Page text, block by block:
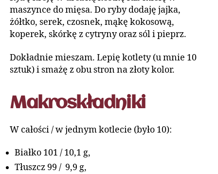
maszynce do mięsa. Do ryby dodaję jajka,
żółtko, serek, czosnek, mąkę kokosową,
koperek, skórkę z cytryny oraz sól i pieprz.
Dokładnie mieszam. Lepię kotlety (u mnie 10
sztuk) i smażę z obu stron na złoty kolor.
Makroskładniki
W całości / w jednym kotlecie (było 10):
Białko 101 / 10,1 g,
Tłuszcz 99 / 9,9 g,